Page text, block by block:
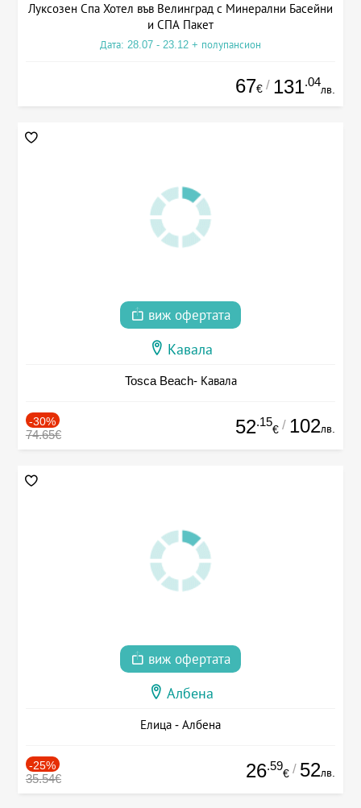
Луксозен Спа Хотел във Велинград с Минерални Басейни
и СПА Пакет
Дата: 28.07 - 23.12 + полупансион
67€ / 131.04
лв.
виж офертата
Кавала
Tosca Beach- Кавала
-30%
74.65€ 52.15
€ / 102лв.
виж офертата
Албена
Елица - Албена
-25%
35.54€ 26.59
€ / 52лв.